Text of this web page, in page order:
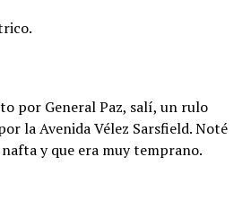
por General Paz, salí, un rulo
la Avenida Vélez Sarsfield. Noté
y que era muy temprano.